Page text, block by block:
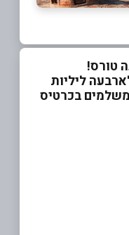
טורס!
למשלמים בכרטיס